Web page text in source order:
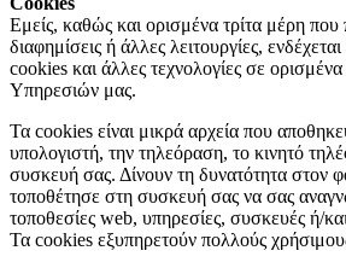
Εμείς, καθώς και ορισμένα τρίτα μέρη που
διαφημίσεις ή άλλες λειτουργίες,
cookies και άλλες τεχνολογίες σε
Υπηρεσιών μας.
Τα cookies είναι μικρά αρχεία που
υπολογιστή, την τηλεόραση, το κινητό
συσκευή σας. Δίνουν τη δυνατότητα στον
τοποθέτησε στη συσκευή σας να σας
τοποθεσίες web, υπηρεσίες, συσκευές ή/
Τα cookies εξυπηρετούν πολλούς